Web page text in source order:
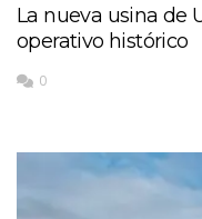
La nueva usina de
operativo histórico
0